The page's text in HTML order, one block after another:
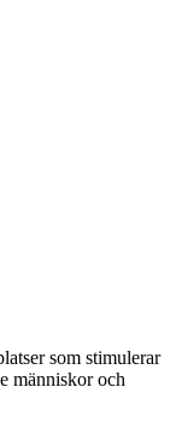
som stimulerar
människor och